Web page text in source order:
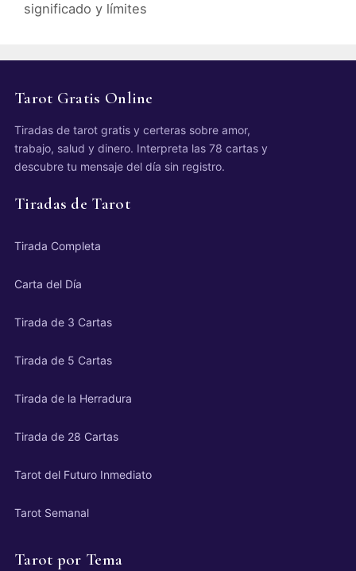
significado y límites
Tarot Gratis Online
Tiradas de tarot gratis y certeras sobre amor,
trabajo, salud y dinero. Interpreta las 78 cartas y
descubre tu mensaje del día sin registro.
Tiradas de Tarot
Tirada Completa
Carta del Día
Tirada de 3 Cartas
Tirada de 5 Cartas
Tirada de la Herradura
Tirada de 28 Cartas
Tarot del Futuro Inmediato
Tarot Semanal
Tarot por Tema